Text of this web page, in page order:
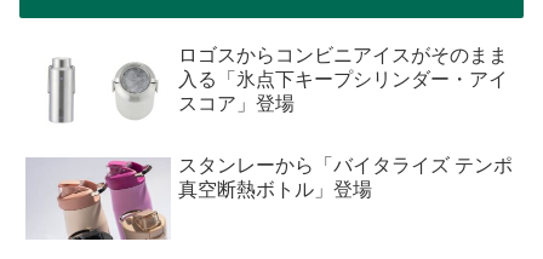
ロゴスからコンビニアイスがそのまま
入る「氷点下キープシリンダー・アイ
スコア」登場
スタンレーから「バイタライズ テンポ
真空断熱ボトル」登場